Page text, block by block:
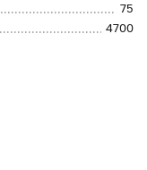
75
4700